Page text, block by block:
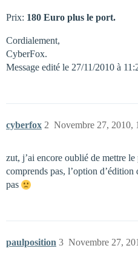
Prix: 180 Euro plus le port.
Cordialement,
CyberFox.
Message edité le 27/11/2010 à
cyberfox Novembre 27, 2010,
2
zut, j’ai encore oublié de mettre
comprends pas, l’option
pas
paulposition Novembre 27,
3